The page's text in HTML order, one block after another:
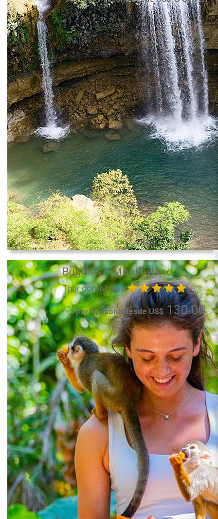
Buggies + Monkeyland
Tour combinado
por Persona desde US$130.00